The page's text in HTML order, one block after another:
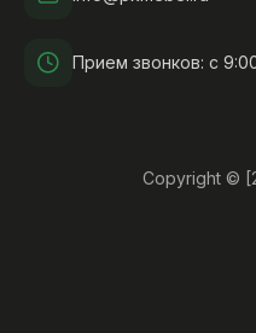
Прием звонков: с
Copyright ©